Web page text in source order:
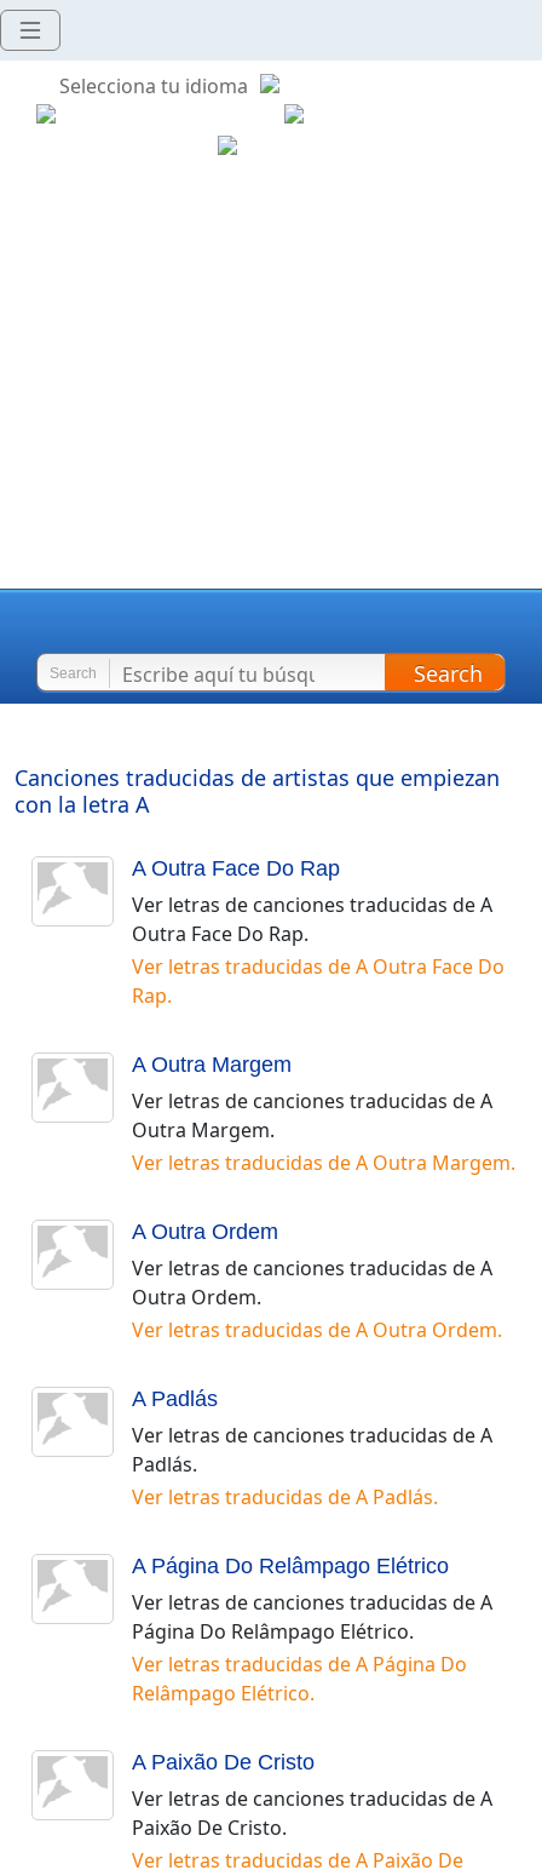
Selecciona tu idioma
Search Search
Canciones traducidas de artistas que empiezan
con la letra A
A Outra Face Do Rap
Ver letras de canciones traducidas deA
Outra Face Do Rap.
Ver letras traducidas deA Outra Face Do
Rap.
A Outra Margem
Ver letras de canciones traducidas deA
Outra Margem.
Ver letras traducidas deA Outra Margem.
A Outra Ordem
Ver letras de canciones traducidas deA
Outra Ordem.
Ver letras traducidas deA Outra Ordem.
A Padlás
Ver letras de canciones traducidas deA
Padlás.
Ver letras traducidas deA Padlás.
A Página Do Relâmpago Elétrico
Ver letras de canciones traducidas deA
Página Do Relâmpago Elétrico.
Ver letras traducidas deA Página Do
Relâmpago Elétrico.
A Paixão De Cristo
Ver letras de canciones traducidas deA
Paixão De Cristo.
Ver letras traducidas deA Paixão De